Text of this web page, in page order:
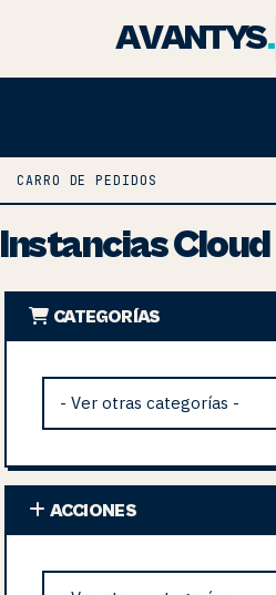
AVANTYS.
CARRO DE PEDIDOS
Instancias Cloud
CATEGORÍAS
ACCIONES